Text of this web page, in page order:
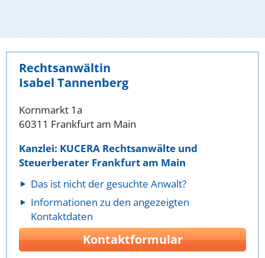
Rechtsanwältin
Isabel Tannenberg
Kornmarkt 1a
60311 Frankfurt am Main
Kanzlei: KUCERA Rechtsanwälte und
Steuerberater Frankfurt am Main
Das ist nicht der gesuchte Anwalt?
Informationen zu den angezeigten
Kontaktdaten
Kontaktformular